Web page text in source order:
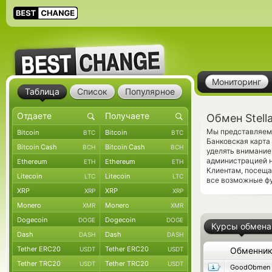
Мониторинг
Обмен
Мы
Банковская
уделять
администрацией
Клиентам,
все возможные
Курсы обмена
Обменник
GoodObmen
Таблица Список Популярное
Bitcoin BTC Bitcoin BTC
Bitcoin Cash BCH Bitcoin Cash BCH
Ethereum ETH Ethereum ETH
Litecoin LTC Litecoin LTC
XRP XRP XRP XRP
Monero XMR Monero XMR
Dogecoin DOGE Dogecoin DOGE
Dash DASH Dash DASH
Tether ERC20 USDT Tether ERC20 USDT
Tether TRC20 USDT Tether TRC20 USDT